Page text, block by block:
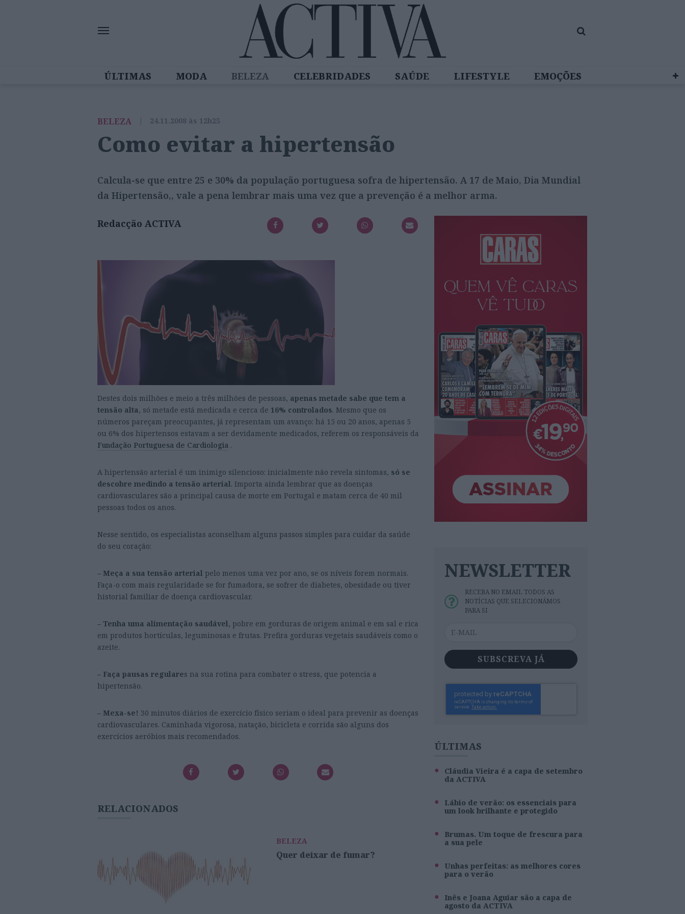
ÚLTIMAS MODA BELEZA CELEBRIDADES SAÚDE LIFESTYLE
EMOÇÕES
BELEZA | 24.11.2008 às 12h25
Como evitar a hipertensão
Calcula-se que entre 25 e 30% da população portuguesa sofra de hipertensão. A 17 de Maio, Dia Mundial
da Hipertensão,, vale a pena lembrar mais uma vez que a prevenção é a melhor arma.
Redacção ACTIVA
Destes dois milhões e meio a três milhões de pessoas, apenas metade sabe que tem a
tensão alta, só metade está medicada e cerca de 16% controlados. Mesmo que os
números pareçam preocupantes, já representam um avanço: há 15 ou 20 anos, apenas 5
ou 6% dos hipertensos estavam a ser devidamente medicados, referem os responsáveis da
Fundação Portuguesa de Cardiologia .
A hipertensão arterial é um inimigo silencioso: inicialmente não revela sintomas, só se
descobre medindo a tensão arterial. Importa ainda lembrar que as doenças
cardiovasculares são a principal causa de morte em Portugal e matam cerca de 40 mil
pessoas todos os anos.
Nesse sentido, os especialistas aconselham alguns passos simples para cuidar da saúde
do seu coração:
– Meça a sua tensão arterial pelo menos uma vez por ano, se os níveis forem normais.
Faça-o com mais regularidade se for fumadora, se sofrer de diabetes, obesidade ou tiver
historial familiar de doença cardiovascular.
– Tenha uma alimentação saudável, pobre em gorduras de origem animal e em sal e rica
em produtos hortículas, leguminosas e frutas. Prefira gorduras vegetais saudáveis como o
azeite.
– Faça pausas regulares na sua rotina para combater o stress, que potencia a
hipertensão.
– Mexa-se! 30 minutos diários de exercício físico seriam o ideal para prevenir as doenças
cardiovasculares. Caminhada vigorosa, natação, bicicleta e corrida são alguns dos
exercícios aeróbios mais recomendados.
RELACIONADOS
BELEZA
Quer deixar de fumar?
NEWSLETTER
RECEBA NO EMAIL TODOS AS
NOTÍCIAS QUE SELECIONÁMOS
PARA SI
SUBSCREVA JÁ
ÚLTIMAS
Cláudia Vieira é a capa de setembro
da ACTIVA
Lábio de verão: os essenciais para
um look brilhante e protegido
Brumas. Um toque de frescura para
a sua pele
Unhas perfeitas: as melhores cores
para o verão
Inês e Joana Aguiar são a capa de
agosto da ACTIVA